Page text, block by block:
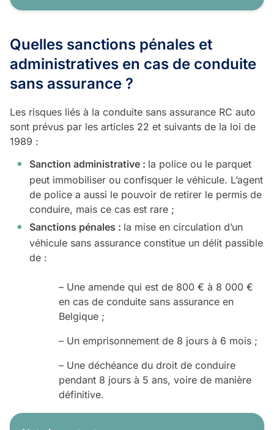
Quelles sanctions pénales et
administratives en cas de conduite
sans assurance ?
Les risques liés à la conduite sans assurance RC auto
sont prévus par les articles 22 et suivants de la loi de
1989 :
Sanction administrative : la police ou le parquet
peut immobiliser ou confisquer le véhicule. L’agent
de police a aussi le pouvoir de retirer le permis de
conduire, mais ce cas est rare ;
Sanctions pénales : la mise en circulation d’un
véhicule sans assurance constitue un délit passible
de :
– Une amende qui est de 800 € à 8 000 €
en cas de conduite sans assurance en
Belgique ;
– Un emprisonnement de 8 jours à 6 mois ;
– Une déchéance du droit de conduire
pendant 8 jours à 5 ans, voire de manière
définitive.